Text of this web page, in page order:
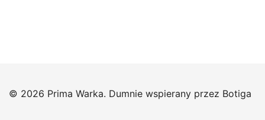
© 2026 Prima Warka. Dumnie wspierany przez Botiga